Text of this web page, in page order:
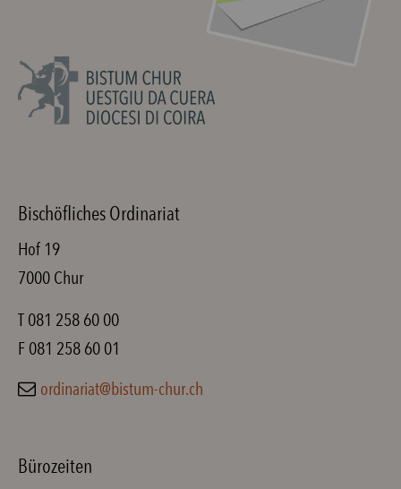
Bischöfliches Ordinariat
Hof 19
7000 Chur
T 081 258 60 00
F 081 258 60 01
ordinariat@bistum-chur.ch
Bürozeiten